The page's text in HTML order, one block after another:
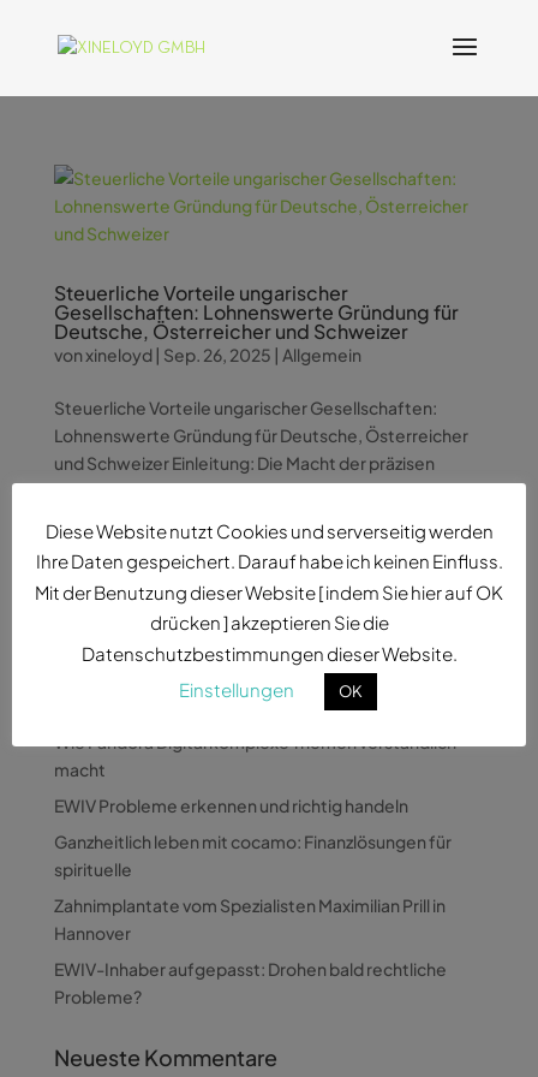
Steuerliche Vorteile ungarischer
Gesellschaften: Lohnenswerte Gründung für
Deutsche, Österreicher und Schweizer
vonxineloyd| Sep. 26, 2025 | Allgemein
Steuerliche Vorteile ungarischer Gesellschaften:
Lohnenswerte Gründung für Deutsche, Österreicher
und Schweizer Einleitung: Die Macht der präzisen
Steuerplanung In der heutigen globalisierten
Möglichkeiten, ihre...
Neueste Beiträge
Wie Pandora Digital komplexe Themen verständlich
macht
EWIV Probleme erkennen und richtig handeln
Ganzheitlich leben mit cocamo: Finanzlösungen für
spirituelle
Zahnimplantate vom Spezialisten Maximilian Prill in
Hannover
EWIV-Inhaber aufgepasst: Drohen bald rechtliche
Probleme?
Neueste Kommentare
Diese Website nutzt Cookies und serverseitig werden
Ihre Daten gespeichert. Darauf habe ich keinen Einfluss.
Mit der Benutzung dieser Website [ indem Sie hier auf OK
drücken ] akzeptieren Sie die
Datenschutzbestimmungen dieser Website.
Einstellungen
OK